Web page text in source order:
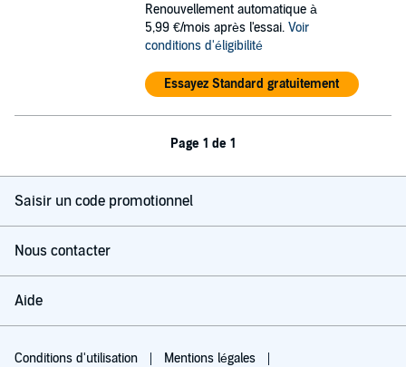
Renouvellement automatique à
5,99 €/mois après l'essai. Voir
conditions d'éligibilité
Essayez Standard gratuitement
Page 1 de 1
Saisir un code promotionnel
Nous contacter
Aide
Conditions d'utilisation Mentions légales